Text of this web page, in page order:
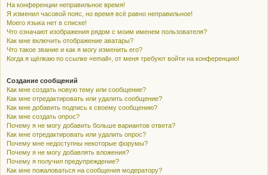
На конференции неправильное время!
Я изменил часовой пояс, но время всё равно неправильное!
Моего языка нет в списке!
Что означают изображения рядом с моим именем пользователя?
Как мне включить отображение аватары?
Что такое звание и как я могу изменить его?
Когда я щёлкаю по ссылке «email», от меня требуют войти на конференцию!
Создание сообщений
Как мне создать новую тему или сообщение?
Как мне отредактировать или удалить сообщение?
Как мне добавить подпись к своему сообщению?
Как мне создать опрос?
Почему я не могу добавить больше вариантов ответа?
Как мне отредактировать или удалить опрос?
Почему мне недоступны некоторые форумы?
Почему я не могу добавлять вложения?
Почему я получил предупреждение?
Как мне пожаловаться на сообщения модератору?